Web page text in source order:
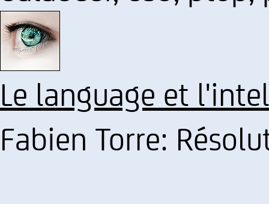
Le language et
Fabien Torre: